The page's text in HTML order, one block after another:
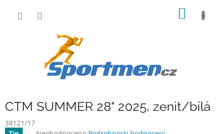
CTM SUMMER 28" 2025, zenit/bílá
38121/17